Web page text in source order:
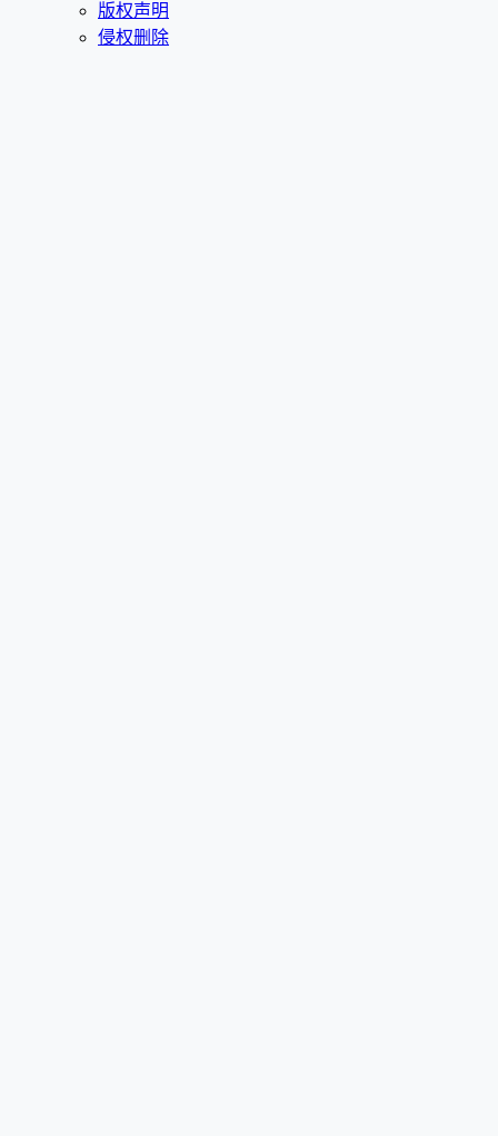
版权声明
侵权删除